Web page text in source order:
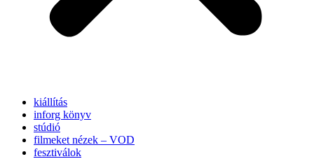
kiállítás
inforg könyv
stúdió
filmeket nézek – VOD
fesztiválok